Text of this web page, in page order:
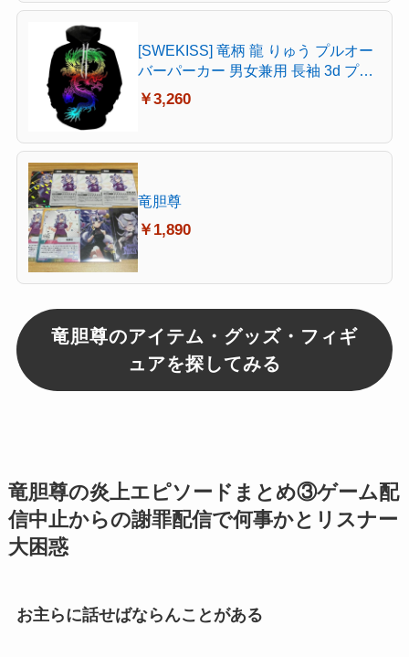
ント（ヘアネット付き）PL-10655
[SWEKISS] 竜柄 龍 りゅう プルオー
バーパーカー 男女兼用 長袖 3d プリ
ント おおきいサイズ 仮装 衣装 コス
プレ ドラゴン doragon 中國龍柄 神
￥3,260
竜胆尊
￥1,890
竜胆尊のアイテム・グッズ・フィギ
ュアを探してみる
竜胆尊の炎上エピソードまとめ③ゲーム配
信中止からの謝罪配信で何事かとリスナー
大困惑
お主らに話せばならんことがある